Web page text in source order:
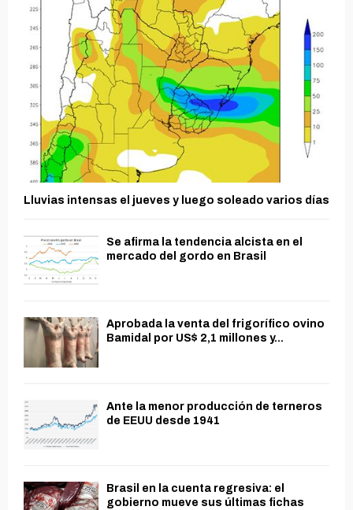
Lluvias intensas el jueves y luego soleado varios días
Se afirma la tendencia alcista en el
mercado del gordo en Brasil
Aprobada la venta del frigorífico ovino
Bamidal por US$ 2,1 millones y...
Ante la menor producción de terneros
de EEUU desde 1941
Brasil en la cuenta regresiva: el
gobierno mueve sus últimas fichas